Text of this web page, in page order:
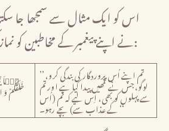
اس کو ایک مثال سے سمجھا جا
نے اپنے پیغمبر کے مخاطبین کو نماز کی ہدایت دی تو فرمایا:
خَلَقَکُمۡ
’’تم اپنے اُس پروردگار کی بندگی کرو،
لوگو، جس نے تمھیں پیدا کیا ہے اور تم
سے پہلوں کو بھی، اِس لیے کہ تم (اُس
کے عذاب سے) بچے رہو۔ ‘‘